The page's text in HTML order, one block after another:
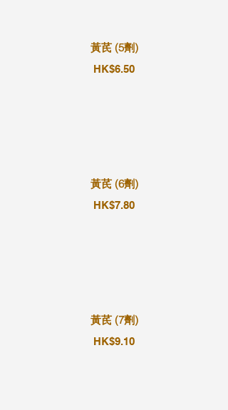
黃芪 (5劑)
HK$6.50
黃芪 (6劑)
HK$7.80
黃芪 (7劑)
HK$9.10